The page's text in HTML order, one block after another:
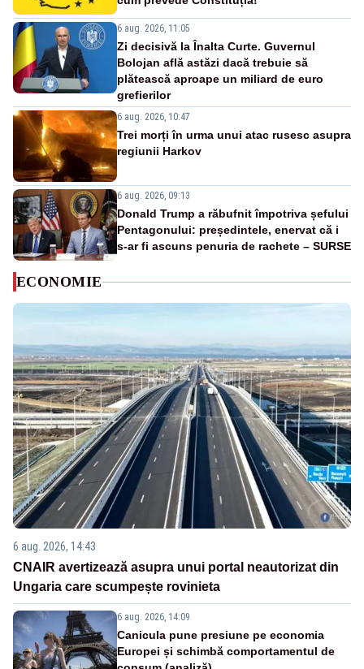
6 aug. 2026, 11:05
Zi decisivă la Înalta Curte. Guvernul
Bolojan află astăzi dacă trebuie să
plătească aproape un miliard de euro
grefierilor
6 aug. 2026, 10:47
Trei morți în urma unui atac rusesc asupra
regiunii Harkov
6 aug. 2026, 09:13
Donald Trump a răbufnit împotriva șefului
Pentagonului: președintele, enervat că i
s-ar fi ascuns penuria de rachete – SURSE
ECONOMIE
6 aug. 2026, 14:43
CNAIR avertizează asupra unui portal neautorizat din
Ungaria care scumpește rovinieta
6 aug. 2026, 14:09
Canicula pune presiune pe economia
Europei și schimbă comportamentul de